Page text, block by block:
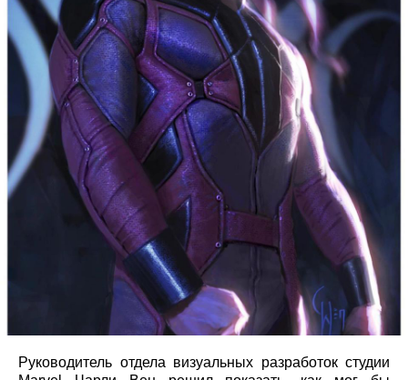
Руководитель отдела визуальных разработок студии